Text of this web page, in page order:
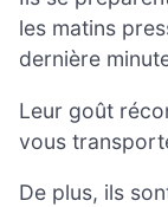
les matins
dernière
Leur goût
vous
De plus, ils